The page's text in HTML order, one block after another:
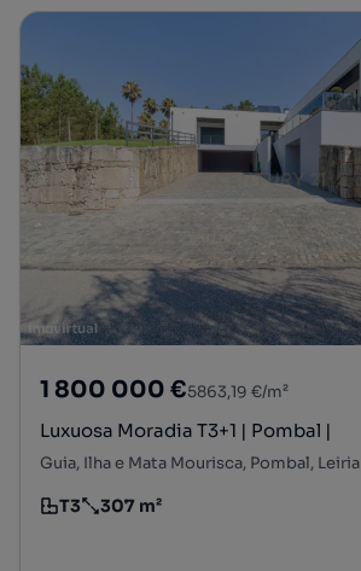
1 800 000 €5863,19 €/m²
Luxuosa Moradia T3+1 | Pombal |
Guia, Ilha e Mata Mourisca, Pombal, Leiria
Tipologia
T3
Preço por metro quadrado
307 m²